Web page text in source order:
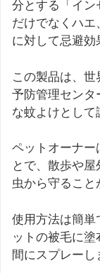
分とする「イン
だけでなくハ
に対して忌避効
この製品は、
予防管理センタ
な蚊よけとして
ペットオーナー
とで、散歩や
虫から守ること
使用方法は簡単
ットの被毛に
間にスプレーし